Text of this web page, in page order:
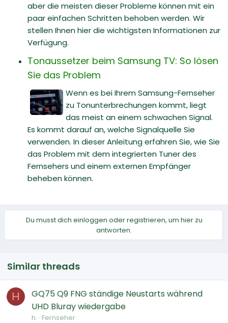
aber die meisten dieser Probleme können mit ein
paar einfachen Schritten behoben werden. Wir
stellen Ihnen hier die wichtigsten Informationen zur
Verfügung.
Tonaussetzer beim Samsung TV: So lösen
Sie das Problem
Wenn es bei Ihrem Samsung-Fernseher
zu Tonunterbrechungen kommt, liegt
das meist an einem schwachen Signal.
Es kommt darauf an, welche Signalquelle Sie
verwenden. In dieser Anleitung erfahren Sie, wie Sie
das Problem mit dem integrierten Tuner des
Fernsehers und einem externen Empfänger
beheben können.
Du musst dich einloggen oder registrieren, um hier zu
antworten.
Similar threads
H
GQ75 Q9 FNG ständige Neustarts während
UHD Bluray wiedergabe
h. Fernseher